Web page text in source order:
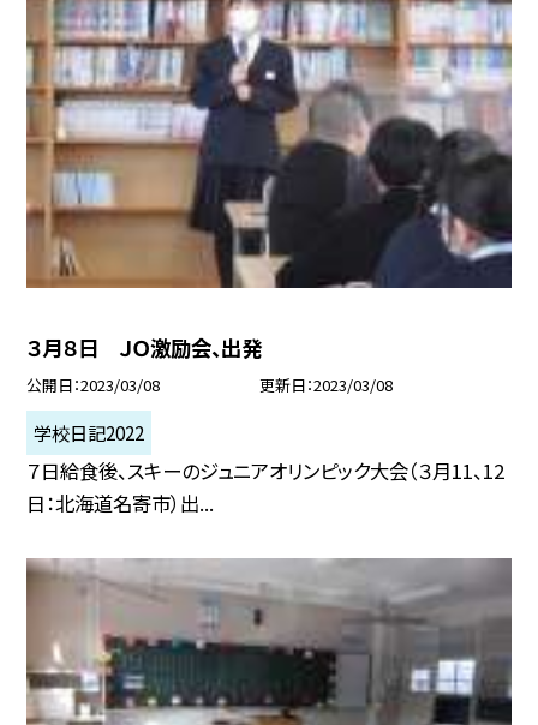
３月８日 ＪＯ激励会、出発
公開日 2023/03/08 更新日 2023/03/08
学校日記2022
７日給食後、スキーのジュニアオリンピック大会（３月11、12
日：北海道名寄市）出...